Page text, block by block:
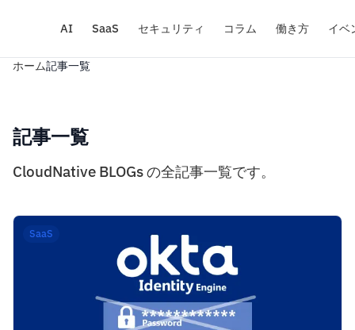
AI SaaS セキュリティ コラム 働き方 イベ
ホーム記事一覧
記事一覧
CloudNative BLOGs の全記事一覧です。
SaaS